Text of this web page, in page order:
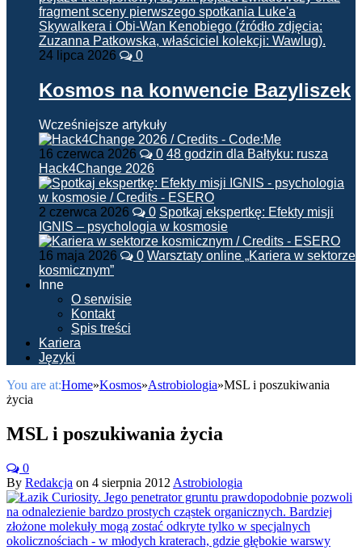
24 lipca 2026 0
Kosmos na konwencie Bazyliszek
Wcześniejsze artykuły
16 czerwca 2026 0 48 godzin dla Bałtyku: rusza
Hack4Change 2026
2 czerwca 2026 0 Spotkaj ekspertkę: Efekty misji
IGNIS – psychologia w kosmosie
16 maja 2026 0 Warsztaty online „Kariera w sektorze
kosmicznym”
Inne
O serwisie
Kontakt
Spis treści
Kariera
Języki
You are at:Home»Kosmos»Astrobiologia»MSL i poszukiwania
życia
MSL i poszukiwania życia
0
By Redakcja on 4 sierpnia 2012 Astrobiologia